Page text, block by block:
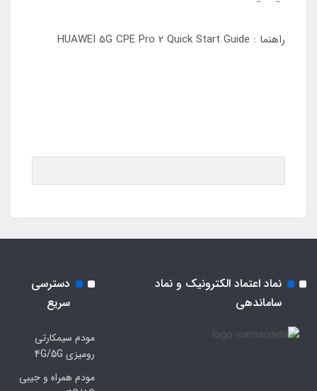
راهنما : HUAWEI 5G CPE Pro 2 Quick Start Guide
نماد اعتماد الکترونیک و نماد
ساماندهی
دسترسی
سریع
مودم سیمکارتی
رومیزی 4G/5G
مودم همراه و جیبی